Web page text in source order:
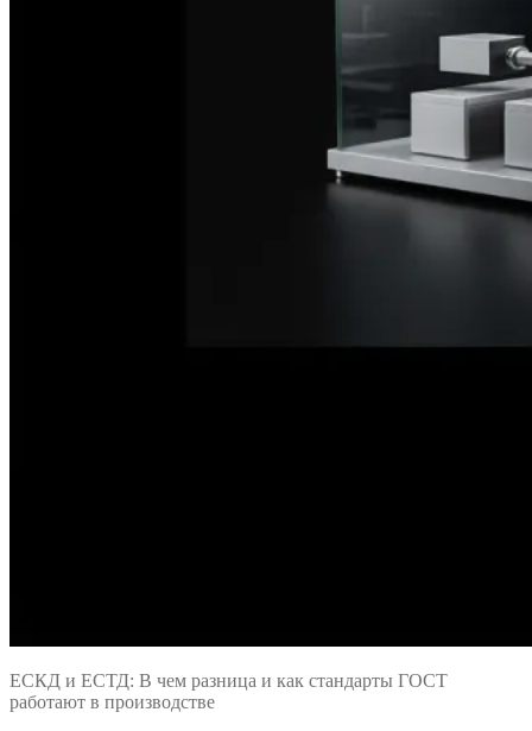
ЕСКД и ЕСТД: В чем разница и как стандарты ГОСТ
работают в производстве